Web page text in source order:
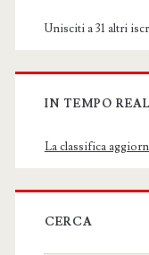
Unisciti a 31 altri
IN TEMPO
La classifica
CERCA